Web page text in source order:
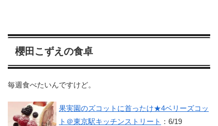
櫻田こずえの食卓
毎週食べたいんですけど。
果実園のズコットに首ったけ★4ベリーズコッ
ト＠東京駅キッチンストリート ：6/19